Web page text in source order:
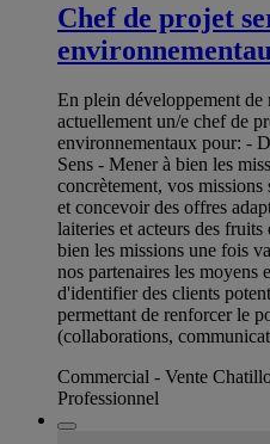
Chef de projet
En plein développement de
actuellement un/e chef de
environnementaux pour: -
Sens - Mener à bien les
concrètement, vos missions
et concevoir des offres
laiteries et acteurs des
bien les missions une fois
nos partenaires les moyens
d'identifier des clients
permettant de renforcer le
(collaborations,
Commercial - Vente
Professionnel